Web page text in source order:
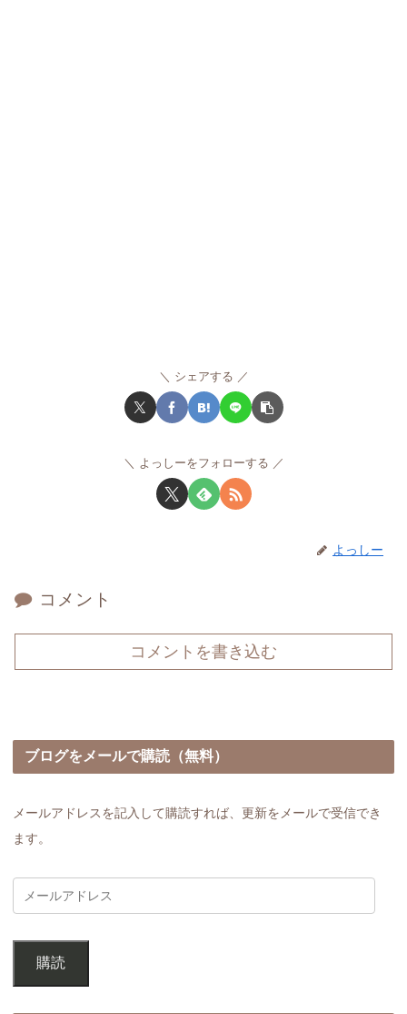
シェアする
よっしーをフォローする
よっしー
コメント
コメントを書き込む
ブログをメールで購読（無料）
メールアドレスを記入して購読すれば、更新をメールで受信でき
ます。
購読